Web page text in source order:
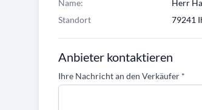
Name:
Herr
Standort
79241
Anbieter kontaktieren
Ihre Nachricht an den Verkäufer *